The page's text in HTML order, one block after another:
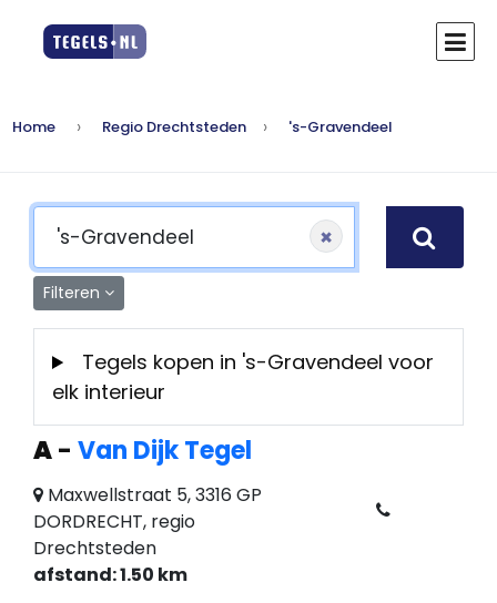
Home Regio Drechtsteden 's-Gravendeel
×
Filteren
Tegels kopen in 's-Gravendeel voor
elk interieur
A- Van Dijk Tegel
Maxwellstraat 5, 3316 GP
DORDRECHT, regio
Drechtsteden
afstand: 1.50 km